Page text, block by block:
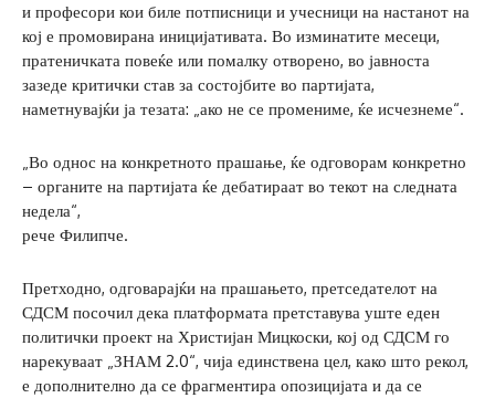
и професори кои биле потписници и учесници на настанот на
кој е промовирана иницијативата. Во изминатите месеци,
пратеничката повеќе или помалку отворено, во јавноста
зазеде критички став за состојбите во партијата,
наметнувајќи ја тезата: „ако не се промениме, ќе исчезнеме“.
„Во однос на конкретното прашање, ќе одговорам конкретно
– органите на партијата ќе дебатираат во текот на следната
недела“,
рече Филипче.
Претходно, одговарајќи на прашањето, претседателот на
СДСМ посочил дека платформата претставува уште еден
политички проект на Христијан Мицкоски, кој од СДСМ го
нарекуваат „ЗНАМ 2.0“, чија единствена цел, како што рекол,
е дополнително да се фрагментира опозицијата и да се